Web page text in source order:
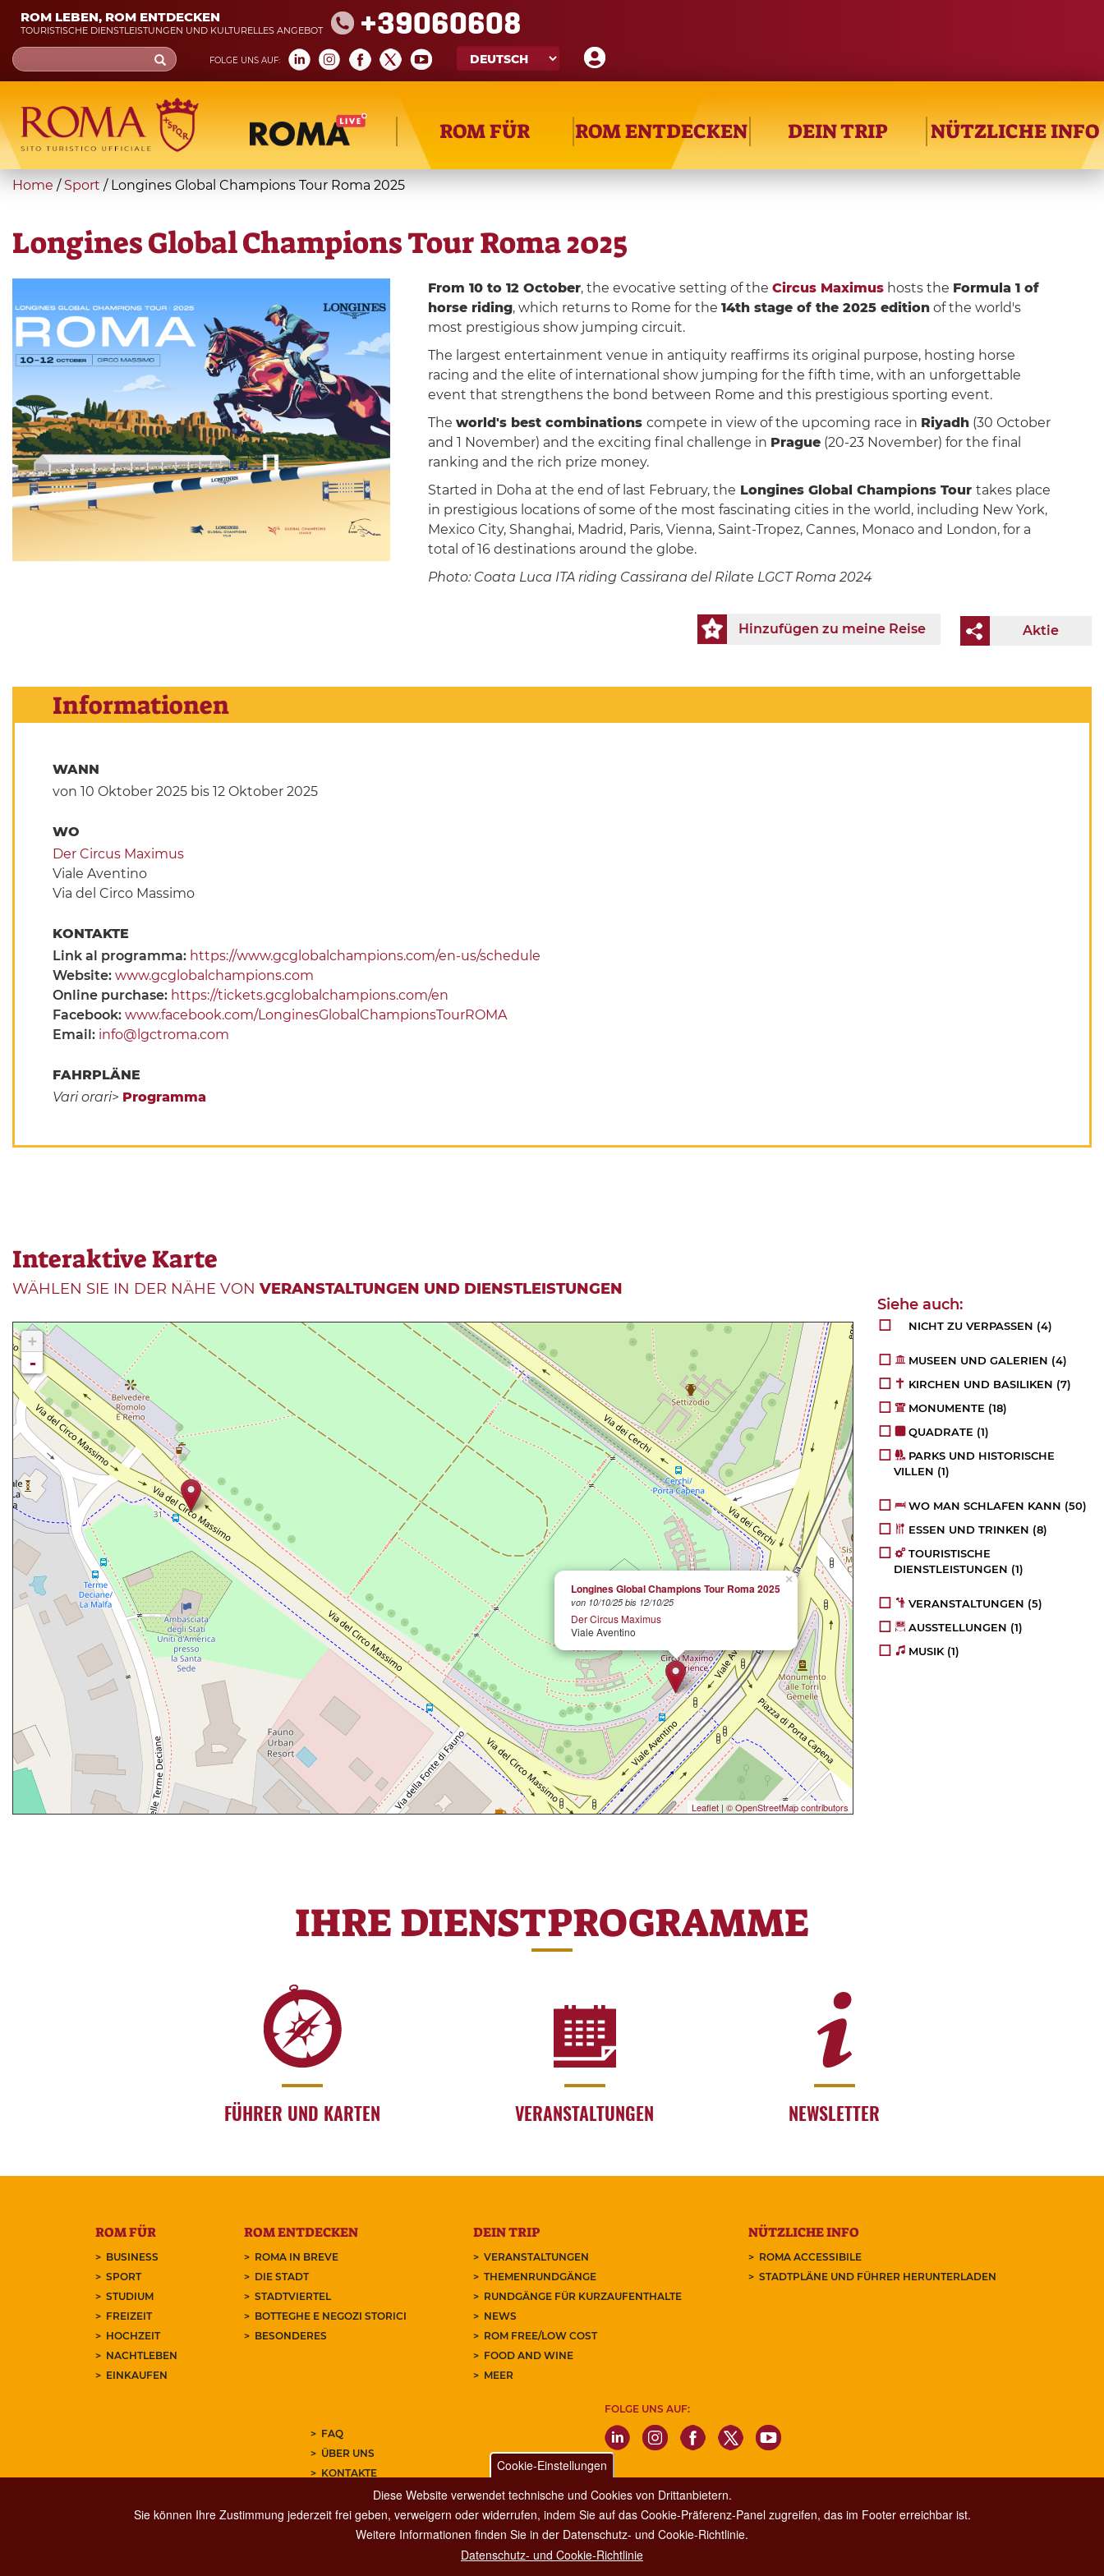
Skip
main
content
ROM LEBEN, ROM ENTDECKEN
TOURISTISCHE DIENSTLEISTUNGEN UND KULTURELLES ANGEBOT +39060608
FOLGE UNS AUF:
Search
form
Suche
ROM FÜR ROM ENTDECKEN DEIN TRIP NÜTZLICHE INFO
You
here
Home / Sport / Longines Global Champions Tour Roma 2025
Longines Global Champions Tour Roma 2025
From 10 to 12 October, the evocative setting of the Circus Maximushosts the Formula 1 of
horse riding, which returns to Rome for the 14th stage of the 2025 editionof the world's
most prestigious show jumping circuit.
The largest entertainment venue in antiquity reaffirms its original purpose, hosting horse
racing and the elite of international show jumping for the fifth time, with an unforgettable
event that strengthens the bond between Rome and this prestigious sporting event.
The world's best combinations compete in view of the upcoming race in Riyadh(30 October
and 1 November) and the exciting final challenge in Prague(20-23 November) for the final
ranking and the rich prize money.
Started in Doha at the end of last February, the Longines Global Champions Tour takes place
in prestigious locations of some of the most fascinating cities in the world, including New York,
Mexico City, Shanghai, Madrid, Paris, Vienna, Saint-Tropez, Cannes, Monaco and London, for a
total of 16 destinations around the globe.
Photo: Coata Luca ITA riding Cassirana del Rilate LGCT Roma 2024
Aktie
Hinzufügen zu meine Reise
Informationen
WANN
von 10 Oktober 2025bis 12 Oktober 2025
WO
Der Circus Maximus
Viale Aventino
Via del Circo Massimo
KONTAKTE
Link al programma: https://www.gcglobalchampions.com/en-us/schedule
Website: www.gcglobalchampions.com
Online purchase: https://tickets.gcglobalchampions.com/en
Facebook: www.facebook.com/LonginesGlobalChampionsTourROMA
Email: info@lgctroma.com
FAHRPLÄNE
Vari orari> Programma
Interaktive Karte
WÄHLEN SIE IN DER NÄHE VON VERANSTALTUNGEN UND DIENSTLEISTUNGEN
×
Longines Global Champions Tour Roma 2025
von 10/10/25 bis 12/10/25
Der Circus Maximus
Viale Aventino
+
-
Leaflet | © OpenStreetMap contributors
NICHT ZU VERPASSEN (4)
MUSEEN UND GALERIEN (4)
KIRCHEN UND BASILIKEN (7)
MONUMENTE (18)
QUADRATE (1)
PARKS UND HISTORISCHE
VILLEN (1)
WO MAN SCHLAFEN KANN (50)
ESSEN UND TRINKEN (8)
TOURISTISCHE
DIENSTLEISTUNGEN (1)
VERANSTALTUNGEN (5)
AUSSTELLUNGEN (1)
MUSIK(1)
IHRE DIENSTPROGRAMME
FÜHRER UND KARTEN VERANSTALTUNGEN NEWSLETTER
ROM FÜR
BUSINESS
SPORT
STUDIUM
FREIZEIT
HOCHZEIT
NACHTLEBEN
EINKAUFEN
ROM ENTDECKEN
ROMA IN BREVE
DIE STADT
STADTVIERTEL
BOTTEGHE E NEGOZI STORICI
BESONDERES
DEIN TRIP
VERANSTALTUNGEN
THEMENRUNDGÄNGE
RUNDGÄNGE FÜR KURZAUFENTHALTE
NEWS
ROM FREE/LOW COST
FOOD AND WINE
MEER
NÜTZLICHE INFO
ROMA ACCESSIBILE
STADTPLÄNE UND FÜHRER HERUNTERLADEN
FAQ
ÜBER UNS
KONTAKTE
ABONNIEREN SIE UNSEREN NEWSLETTER
FOLGE UNS AUF:
Cookie-Einstellungen
Diese Website verwendet technische und Cookies von Drittanbietern.
Sie können Ihre Zustimmung jederzeit frei geben, verweigern oder widerrufen, indem Sie auf das Cookie-Präferenz-Panel zugreifen, das im Footer erreichbar ist.
Weitere Informationen finden Sie in der Datenschutz- und Cookie-Richtlinie.
Datenschutz- und Cookie-Richtlinie